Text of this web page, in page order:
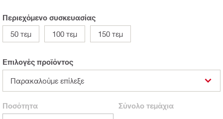
Περιεχόμενο συσκευασίας
50 τεμ
100 τεμ 150 τεμ
Επιλογές προϊόντος
Παρακαλούμε επίλεξε
Ποσότητα Σύνολοτεμάχια